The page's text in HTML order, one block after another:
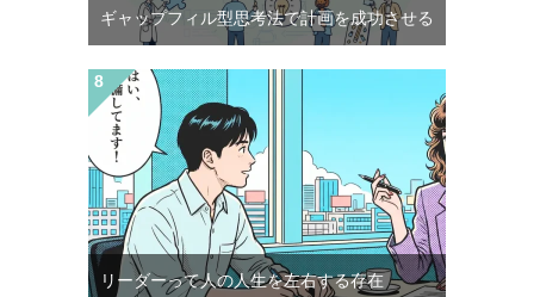
ギャップフィル型思考法で計画を成功させる
リーダーって人の人生を左右する存在